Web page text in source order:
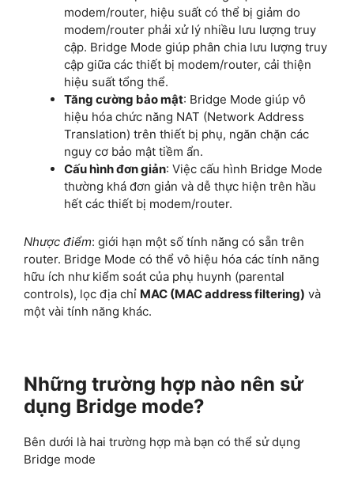
modem/router, hiệu suất có thể bị giảm do
modem/router phải xử lý nhiều lưu lượng truy
cập. Bridge Mode giúp phân chia lưu lượng truy
cập giữa các thiết bị modem/router, cải thiện
hiệu suất tổng thể.
Tăng cường bảo mật: Bridge Mode giúp vô
hiệu hóa chức năng NAT (Network Address
Translation) trên thiết bị phụ, ngăn chặn các
nguy cơ bảo mật tiềm ẩn.
Cấu hình đơn giản: Việc cấu hình Bridge Mode
thường khá đơn giản và dễ thực hiện trên hầu
hết các thiết bị modem/router.
Nhược điểm: giới hạn một số tính năng có sẵn trên
router. Bridge Mode có thể vô hiệu hóa các tính năng
hữu ích như kiểm soát của phụ huynh (parental
controls), lọc địa chỉ MAC (MAC address filtering) và
một vài tính năng khác.
Những trường hợp nào nên sử
dụng Bridge mode?
Bên dưới là hai trường hợp mà bạn có thể sử dụng
Bridge mode